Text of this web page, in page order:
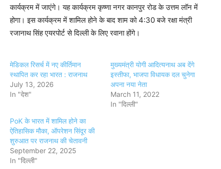
कार्यक्रम में जाएंगे। यह कार्यक्रम कृष्णा नगर कानपुर रोड के उत्तम लॉन में
होगा। इस कार्यक्रम में शामिल होने के बाद शाम को 4:30 बजे रक्षा मंत्री
रजानाथ सिंह एयरपोर्ट से दिल्ली के लिए रवाना होंगे।
मेडिकल रिसर्च में नए कीर्तिमान
स्थापित कर रहा भारत : राजनाथ
July 13, 2026
In "देश"
मुख्यमंत्री योगी आदित्यनाथ अब देंगे
इस्तीफा, भाजपा विधायक दल चुनेगा
अपना नया नेता
March 11, 2022
In "दिल्ली"
PoK के भारत में शामिल होने का
ऐतिहासिक मौका, ऑपरेशन सिंदूर की
शुरुआत पर राजनाथ की चेतावनी
September 22, 2025
In "दिल्ली"